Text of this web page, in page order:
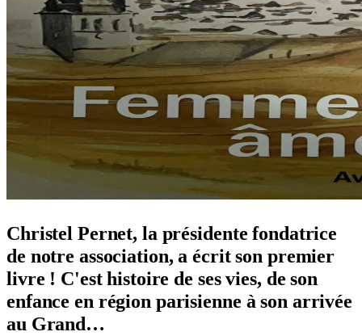
Christel Pernet, la présidente fondatrice
de notre association, a écrit son premier
livre ! C'est histoire de ses vies, de son
enfance en région parisienne à son arrivée
au Grand…